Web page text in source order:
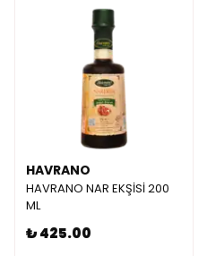
HAVRANO
HAVRANO NAR EKŞİSİ 200
ML
₺ 425.00